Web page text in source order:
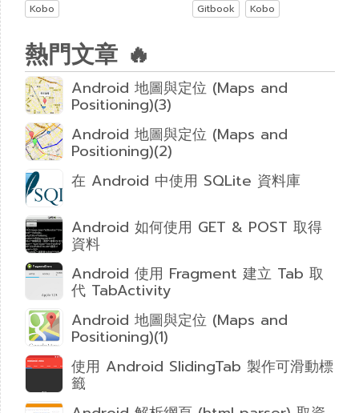
Kobo
Gitbook
Kobo
熱門文章 🔥
Android 地圖與定位 (Maps and
Positioning)(3)
Android 地圖與定位 (Maps and
Positioning)(2)
在 Android 中使用 SQLite 資料庫
Android 如何使用 GET & POST 取得
資料
Android 使用 Fragment 建立 Tab 取
代 TabActivity
Android 地圖與定位 (Maps and
Positioning)(1)
使用 Android SlidingTab 製作可滑動標
籤